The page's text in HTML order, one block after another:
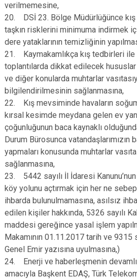
verilmemesine,
20. DSİ 23. Bölge Müdürlüğünce kış
taşkın risklerini minimuma indirmek
dere yataklarının temizliğinin
21. Kaymakamlıkça kış tedbirleri ile
toplantılarda dikkat edilecek
ve diğer konularda muhtarlar
bilgilendirilmesinin sağlanmasına,
22. Kış mevsiminde havaların
kırsal kesimde meydana gelen ev
çoğunluğunun baca kaynaklı
Durum Bürosunca vatandaşlarımızın
yapmaları konusunda muhtarlar
sağlanmasına,
23. 5442 sayılı İl İdaresi
köy yolunu açtırmak için her ne
ihbarda bulunulmamasına, asılsız
edilen kişiler hakkında, 5326 sayılı
maddesi gereğince yasal işlem
Makamının 01.11.2017 tarih ve 9315
Genel Emir yazısına uyulmasına,)
24. Enerji ve haberleşmenin
amacıyla Başkent EDAŞ, Türk